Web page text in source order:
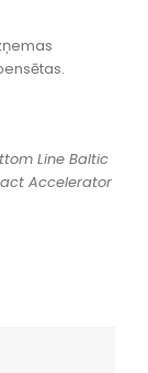
Line Baltic
Accelerator